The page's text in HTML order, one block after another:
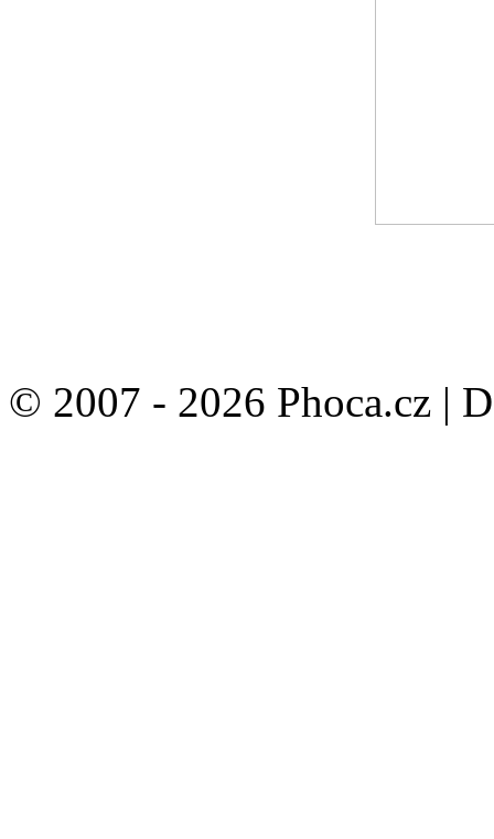
© 2007 - 2026 Phoca.cz |